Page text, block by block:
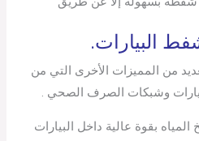
البيارات.
من المميزات الأخرى التي من
وشبكات الصرف الصحي .
بقوة عالية داخل البيارات